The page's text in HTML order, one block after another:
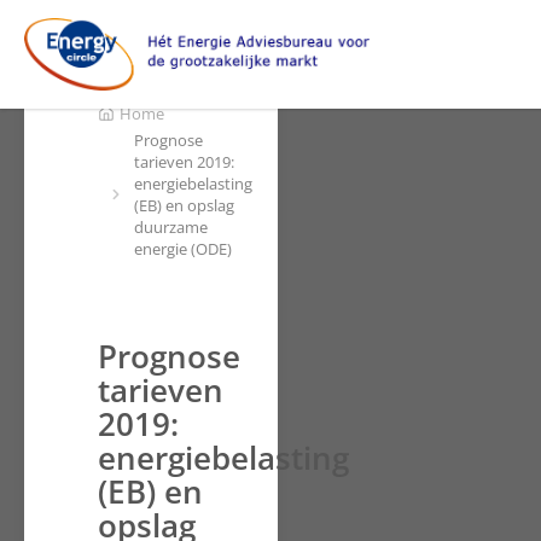
Home
Prognose
tarieven 2019:
energiebelasting
(EB) en opslag
duurzame
energie (ODE)
Prognose
tarieven
2019:
energiebelasting
(EB) en
opslag